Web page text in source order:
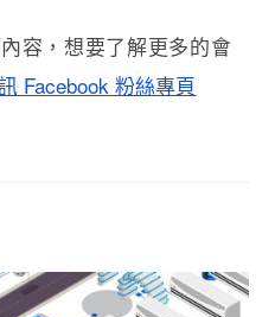
容，想要了解更多的會
Facebook 粉絲專頁